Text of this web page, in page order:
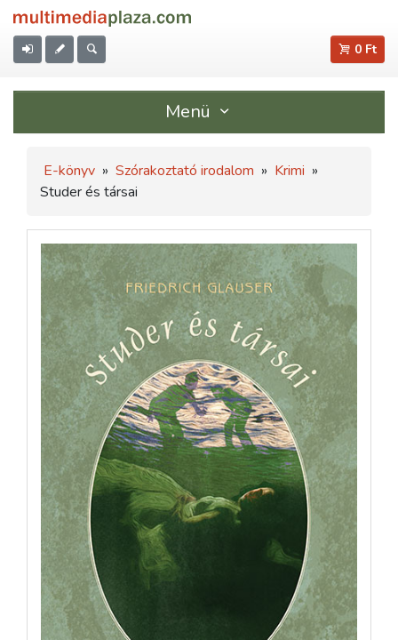
0 Ft
Menü
E-könyv » Szórakoztató irodalom » Krimi »
Studer és társai